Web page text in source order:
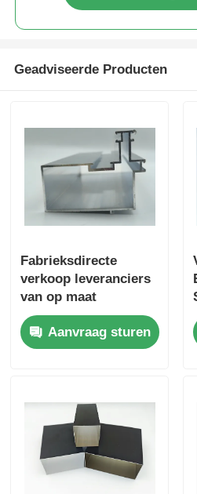
Aluminium Deurprofielen
Accessoires voor
Openslaande raamprofielen
Gevelbekledingsprofielen
Gepolijst aluminium profiel
houten beëindig
Aluminium extrusieprofielen
Geadviseerde Producten
Fabrieksdirecte
verkoop leveranciers
van op maat
gemaakte
aluminiumprofielen
voor extrusie in
Aanvraag sturen